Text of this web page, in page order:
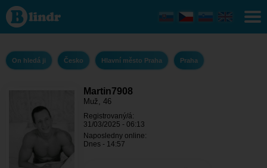
Martin7908
- On hledá
ji Hlavní
město
Praha
On hledá ji Česko Hlavní město Praha Praha
Martin7908
Muž, 46
Registrovaný/á:
31/03/2025 - 06:13
Naposledny online:
Dnes - 14:57